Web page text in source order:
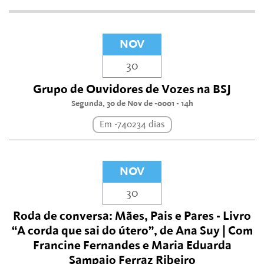
NOV
30
Grupo de Ouvidores de Vozes na BSJ
Segunda, 30 de Nov de -0001 - 14h
Em -740234 dias
NOV
30
Roda de conversa: Mães, Pais e Pares - Livro
“A corda que sai do útero”, de Ana Suy | Com
Francine Fernandes e Maria Eduarda
Sampaio Ferraz Ribeiro